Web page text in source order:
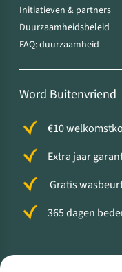
Initiatieven & partners
Duurzaamheidsbeleid
FAQ: duurzaamheid
Word Buitenvriend
€10
Extra jaar
Gratis
365 dagen